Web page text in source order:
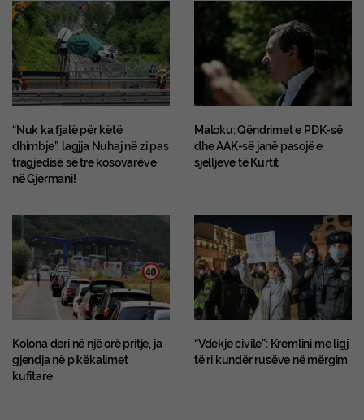
“Nuk ka fjalë për këtë
dhimbje”, lagjja Nuhaj në zi pas
tragjedisë së tre kosovarëve
në Gjermani!
Maloku: Qëndrimet e PDK-së
dhe AAK-së janë pasojë e
sjelljeve të Kurtit
Kolona deri në një orë pritje, ja
gjendja në pikëkalimet
kufitare
“Vdekje civile”: Kremlini me ligj
të ri kundër rusëve në mërgim